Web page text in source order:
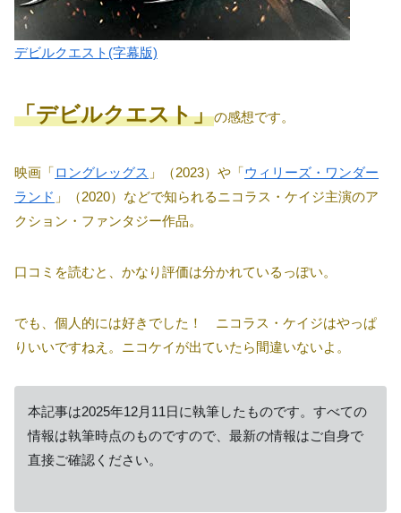
デビルクエスト(字幕版)
「デビルクエスト」の感想です。
映画「ロングレッグス 」（2023）や「ウィリーズ・ワンダー
ランド 」（2020）などで知られるニコラス・ケイジ主演のア
クション・ファンタジー作品。
口コミを読むと、かなり評価は分かれているっぽい。
でも、個人的には好きでした！ ニコラス・ケイジはやっぱ
りいいですねえ。ニコケイが出ていたら間違いないよ。
本記事は2025年12月11日に執筆したものです。すべての
情報は執筆時点のものですので、最新の情報はご自身で
直接ご確認ください。